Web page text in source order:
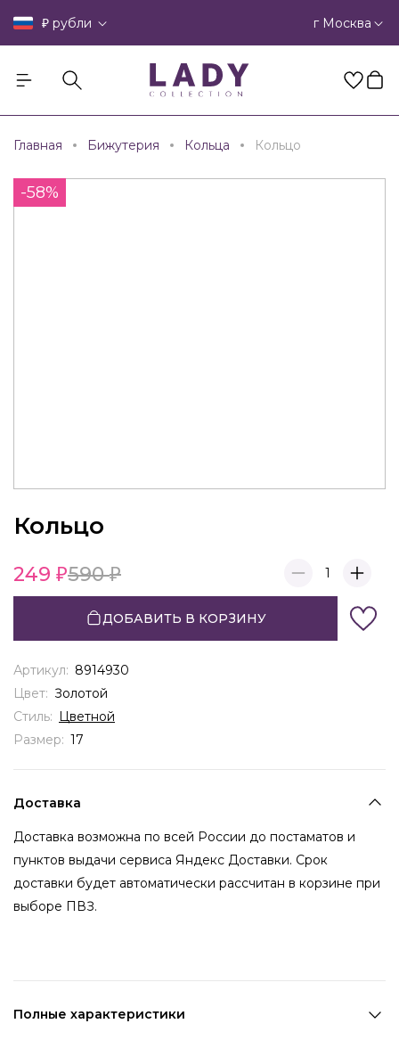
₽ рубли г Москва
Главная Бижутерия Кольца Кольцо
-58%
Кольцо
249 590 1
ДОБАВИТЬ В КОРЗИНУ
Артикул: 8914930
Цвет: Золотой
Стиль: Цветной
Размер: 17
Доставка
Доставка возможна по всей России до постаматов и
пунктов выдачи сервиса Яндекс Доставки. Срок
доставки будет автоматически рассчитан в корзине при
выборе ПВЗ.
Полные характеристики